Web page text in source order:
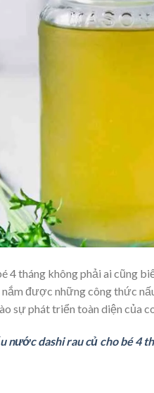
4 tháng không phải ai cũng
nắm được những công thức
sự phát triển toàn diện của
nước dashi rau củ cho bé 4